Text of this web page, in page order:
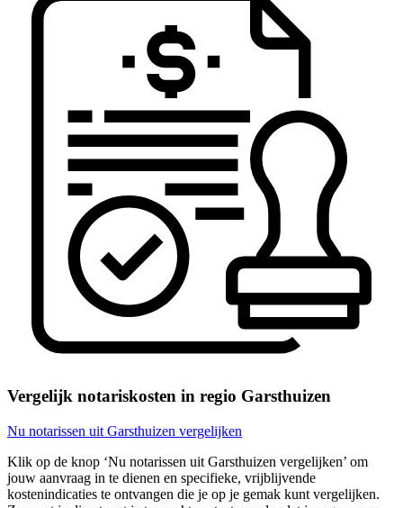
Vergelijk notariskosten in regio Garsthuizen
Nu notarissen uit Garsthuizen vergelijken
Klik op de knop ‘Nu notarissen uit Garsthuizen vergelijken’ om
jouw aanvraag in te dienen en specifieke, vrijblijvende
kostenindicaties te ontvangen die je op je gemak kunt vergelijken.